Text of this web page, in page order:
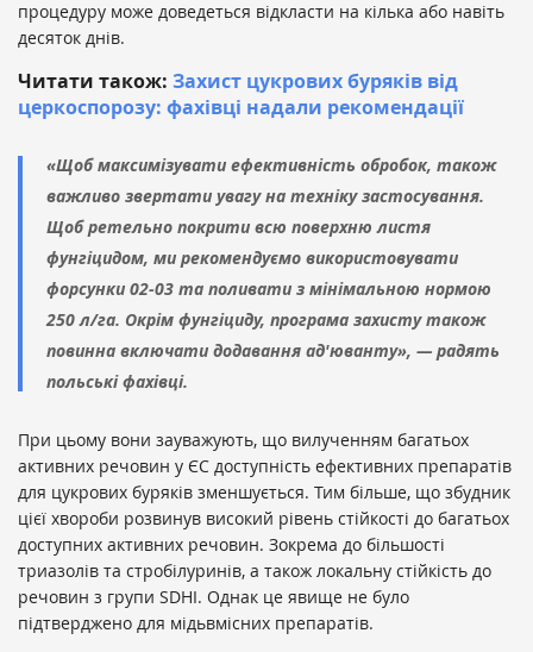
процедуру може доведеться відкласти на кілька або навіть
десяток днів.
Читати також: Захист цукрових буряків від
церкоспорозу: фахівці надали рекомендації
«Щоб максимізувати ефективність обробок, також
важливо звертати увагу на техніку застосування.
Щоб ретельно покрити всю поверхню листя
фунгіцидом, ми рекомендуємо використовувати
форсунки 02-03 та поливати з мінімальною нормою
250 л/га. Окрім фунгіциду, програма захисту також
повинна включати додавання ад'юванту», — радять
польські фахівці.
При цьому вони зауважують, що вилученням багатьох
активних речовин у ЄС доступність ефективних препаратів
для цукрових буряків зменшується. Тим більше, що збудник
цієї хвороби розвинув високий рівень стійкості до багатьох
доступних активних речовин. Зокрема до більшості
триазолів та стробілуринів, а також локальну стійкість до
речовин з групи SDHI. Однак це явище не було
підтверджено для мідьвмісних препаратів.